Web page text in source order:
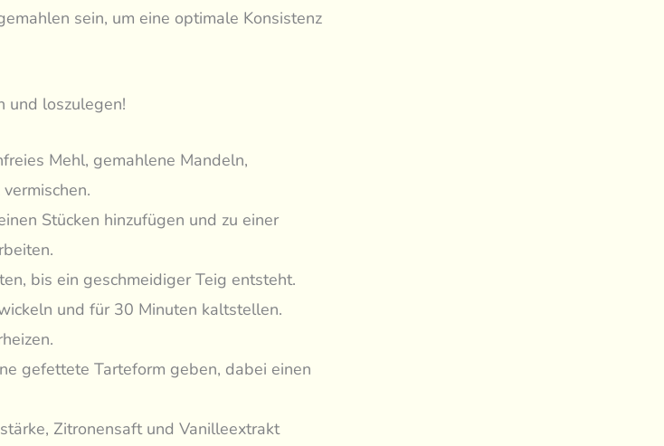
sein, um eine optimale Konsistenz
und loszulegen!
Mehl, gemahlene Mandeln,
Stücken hinzufügen und zu einer
bis ein geschmeidiger Teig entsteht.
und für 30 Minuten kaltstellen.
gefettete Tarteform geben, dabei einen
Zitronensaft und Vanilleextrakt